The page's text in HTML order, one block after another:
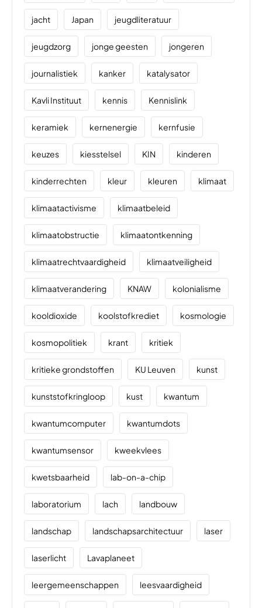
jacht Japan jeugdliteratuur
jeugdzorg jonge geesten jongeren
journalistiek kanker katalysator
Kavli Instituut kennis Kennislink
keramiek kernenergie kernfusie
keuzes kiesstelsel KIN kinderen
kinderrechten kleur kleuren klimaat
klimaatactivisme klimaatbeleid
klimaatobstructie klimaatontkenning
klimaatrechtvaardigheid klimaatveiligheid
klimaatverandering KNAW kolonialisme
kooldioxide koolstofkrediet kosmologie
kosmopolitiek krant kritiek
kritieke grondstoffen KU Leuven kunst
kunststofkringloop kust kwantum
kwantumcomputer kwantumdots
kwantumsensor kweekvlees
kwetsbaarheid lab-on-a-chip
laboratorium lach landbouw
landschap landschapsarchitectuur laser
laserlicht Lavaplaneet
leergemeenschappen leesvaardigheid